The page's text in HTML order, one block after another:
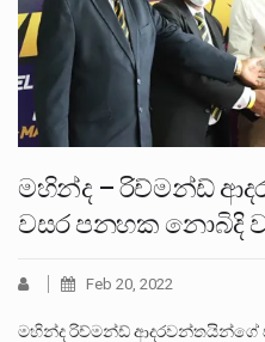
මහින්ද – රිච්මන්ඩ්
වසර පනහක නොබිදි
Feb 20, 2022
මහින්ද රිච්මන්ඩ් ආදරවන්තයින්ගේ